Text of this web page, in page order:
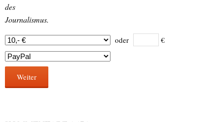
des
Journalismus.
oder €
Weiter